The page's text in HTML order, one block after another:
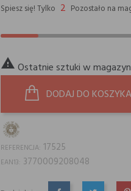
Spiesz się! Tylko 2 Pozostało na
 Ostatnie sztuki w
DODAJ DO KOSZYKA
REFERENCJA: 17525
EAN13: 3770009208048